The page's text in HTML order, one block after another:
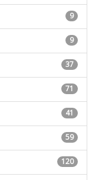
9
9
37
71
41
59
120